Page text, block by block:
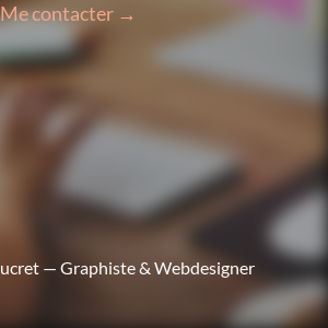
Me contacter →
— Graphiste & Webdesigner